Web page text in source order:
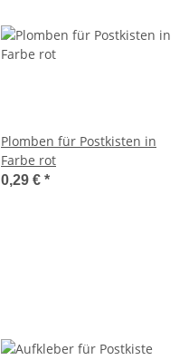
Plomben für Postkisten in
Farbe rot
0,29 € *